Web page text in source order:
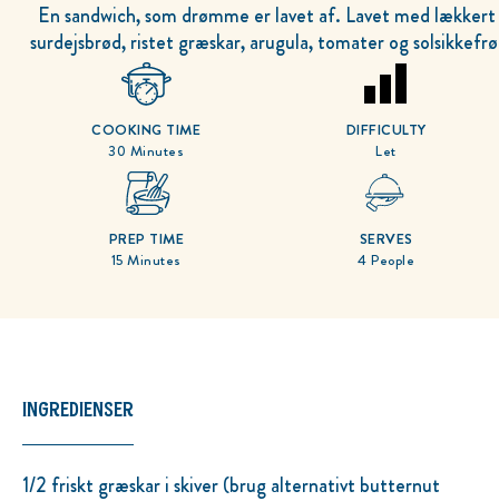
En sandwich, som drømme er lavet af. Lavet med lækkert
surdejsbrød, ristet græskar, arugula, tomater og
30 Minutes
COOKING TIME
Let
DIFFICULTY
15 Minutes
PREP TIME
4 People
SERVES
INGREDIENSER
1/2 friskt græskar i skiver (brug alternativt butternut